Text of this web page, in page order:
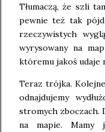
Tłumaczą, że szli
pewnie też tak
rzeczywistych
wyrysowany na
któremu jakoś udaje
Teraz trójka.
odnajdujemy
stromych zboczach.
na mapie. Mamy